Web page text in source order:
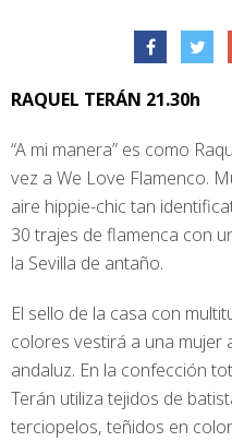
RAQUEL TERÁN 21.30h
“A mi manera” es como
vez a We Love Flamenco.
aire hippie-chic tan
30 trajes de flamenca con
la Sevilla de antaño.
El sello de la casa con
colores vestirá a una
andaluz. En la confección
Terán utiliza tejidos de
terciopelos, teñidos en